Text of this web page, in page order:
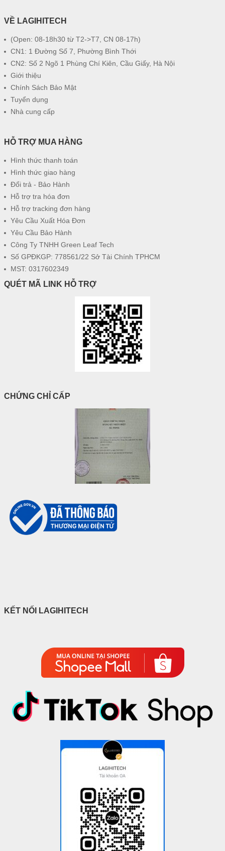
VỀ LAGIHITECH
(Open: 08-18h30 từ T2->T7, CN 08-17h)
CN1: 1 Đường Số 7, Phường Bình Thới
CN2: Số 2 Ngõ 1 Phùng Chí Kiên, Cầu Giấy, Hà Nội
Giới thiệu
Chính Sách Bảo Mật
Tuyển dụng
Nhà cung cấp
HỖ TRỢ MUA HÀNG
Hình thức thanh toán
Hình thức giao hàng
Đổi trả - Bảo Hành
Hỗ trợ tra hóa đơn
Hỗ trợ tracking đơn hàng
Yêu Cầu Xuất Hóa Đơn
Yêu Cầu Bảo Hành
Công Ty TNHH Green Leaf Tech
Số GPĐKGP: 778561/22 Sở Tài Chính TPHCM
MST: 0317602349
QUÉT MÃ LINK HỖ TRỢ
CHỨNG CHỈ CẤP
KẾT NỐI LAGIHITECH